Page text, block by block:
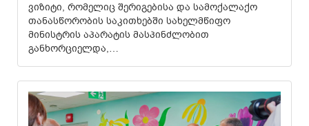
ვიზიტი, რომელიც შერიგებისა და სამოქალაქო
თანასწორობის საკითხებში სახელმწიფო
მინისტრის აპარატის მასპინძლობით
განხორციელდა,…